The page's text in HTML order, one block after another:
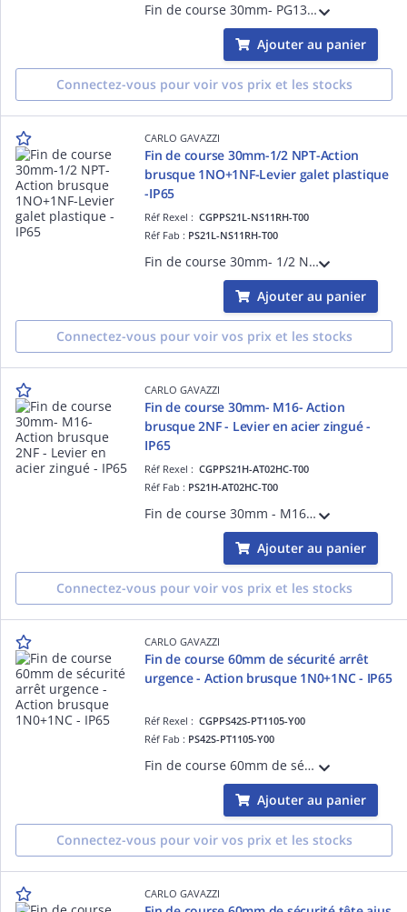
Fin de course 30mm- PG13,5 - Action brusque 1NO+1NF - Galet en plastique et poussoir métal - Corps et tête en thermoplastique - IP65
Ajouter au panier
Connectez-vous pour voir vos prix et les stocks
CARLO GAVAZZI
Fin de course 30mm-1/2 NPT-Action
brusque 1NO+1NF-Levier galet plastique
-IP65
Réf Rexel :CGPPS21L-NS11RH-T00
Réf Fab : PS21L-NS11RH-T00
Fin de course 30mm- 1/2 NPT - Action brusque 1NO+1NF - Levier à galet plastique - Corps et tête en thermoplastique - IP65
Ajouter au panier
Connectez-vous pour voir vos prix et les stocks
CARLO GAVAZZI
Fin de course 30mm- M16- Action
brusque 2NF - Levier en acier zingué -
IP65
Réf Rexel :CGPPS21H-AT02HC-T00
Réf Fab : PS21H-AT02HC-T00
Fin de course 30mm - M16- Action brusque 2NF - Levier en acier zingué - Corps et tête en thermoplastique - IP65
Ajouter au panier
Connectez-vous pour voir vos prix et les stocks
CARLO GAVAZZI
Fin de course 60mm de sécurité arrêt
urgence - Action brusque 1N0+1NC - IP65
Réf Rexel :CGPPS42S-PT1105-Y00
Réf Fab : PS42S-PT1105-Y00
Fin de course 60mm de sécurité pour arrêt d'urgence - Action brusque 1N0+1NC - Corps en métal et tête thermoplastique - IP65
Ajouter au panier
Connectez-vous pour voir vos prix et les stocks
CARLO GAVAZZI